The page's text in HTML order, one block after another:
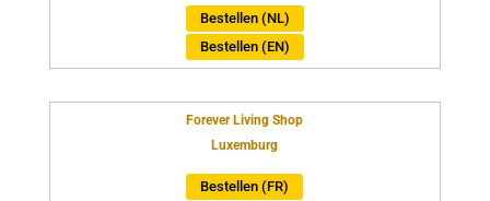
Bestellen (NL)
Bestellen (EN)
Forever Living Shop
Luxemburg
Bestellen (FR)